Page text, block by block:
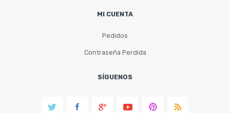
MI CUENTA
Pedidos
Contraseña Perdida
SÍGUENOS